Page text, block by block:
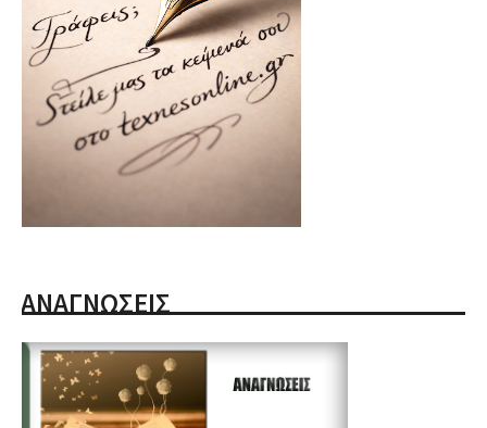
ΑΝΑΓΝΩΣΕΙΣ